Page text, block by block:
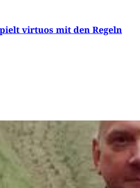
virtuos mit den Regeln